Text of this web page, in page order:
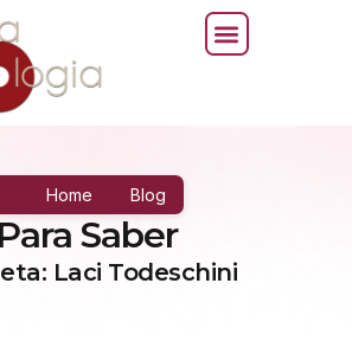
Home Blog
Para Saber
Laci Todeschini